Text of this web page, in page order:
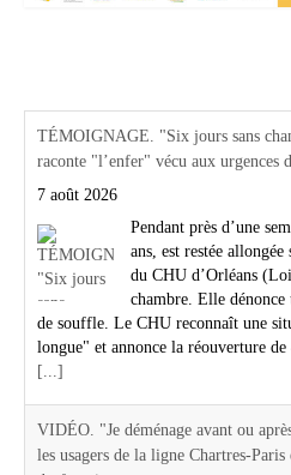
TÉMOIGNAGE. "Six jours sans
raconte "l’enfer" vécu aux urgences
7 août 2026
Pendant près d’une
ans, est restée
du CHU d’Orléans
chambre. Elle
de souffle. Le CHU reconnaît une
longue" et annonce la réouverture
[...]
VIDÉO. "Je déménage avant ou
les usagers de la ligne Chartres-Paris